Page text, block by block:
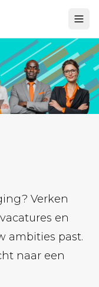
Verken
en
ambities past.
naar een